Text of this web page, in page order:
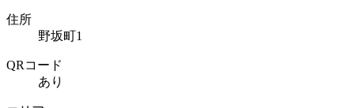
住所
野坂町1
QRコード
あり